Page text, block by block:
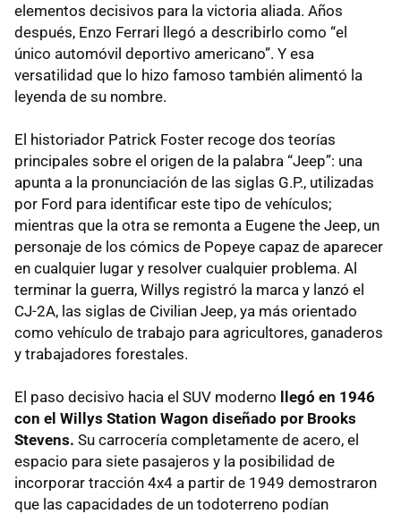
elementos decisivos para la victoria aliada. Años
después, Enzo Ferrari llegó a describirlo como “el
único automóvil deportivo americano”. Y esa
versatilidad que lo hizo famoso también alimentó la
leyenda de su nombre.
El historiador Patrick Foster recoge dos teorías
principales sobre el origen de la palabra “Jeep”: una
apunta a la pronunciación de las siglas G.P., utilizadas
por Ford para identificar este tipo de vehículos;
mientras que la otra se remonta a Eugene the Jeep, un
personaje de los cómics de Popeye capaz de aparecer
en cualquier lugar y resolver cualquier problema. Al
terminar la guerra, Willys registró la marca y lanzó el
CJ-2A, las siglas de Civilian Jeep, ya más orientado
como vehículo de trabajo para agricultores, ganaderos
y trabajadores forestales.
El paso decisivo hacia el SUV moderno llegó en 1946
con el Willys Station Wagon diseñado por Brooks
Stevens. Su carrocería completamente de acero, el
espacio para siete pasajeros y la posibilidad de
incorporar tracción 4x4 a partir de 1949 demostraron
que las capacidades de un todoterreno podían